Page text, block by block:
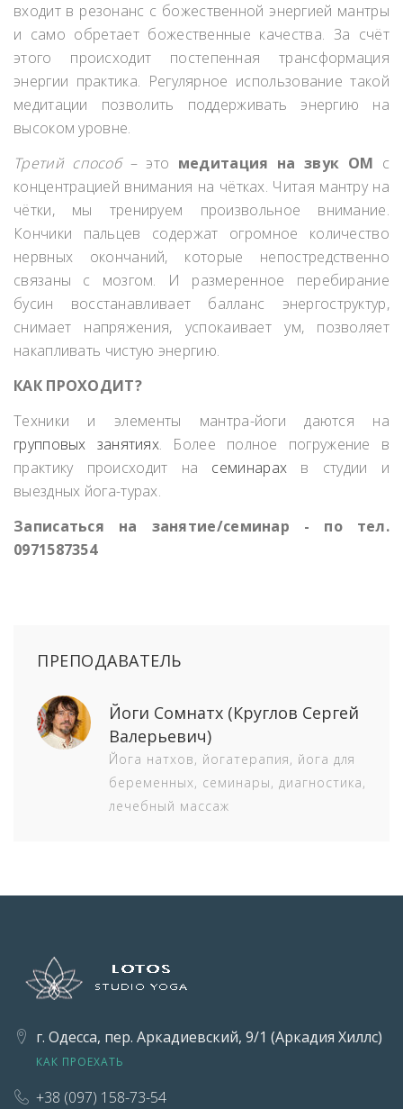
входит в резонанс с божественной энергией мантры
и само обретает божественные качества. За счёт
этого происходит постепенная трансформация
энергии практика. Регулярное использование такой
медитации позволить поддерживать энергию на
высоком уровне.
Третий способ– это медитация на звук ОМ с
концентрацией внимания на чётках. Читая мантру на
чётки, мы тренируем произвольное внимание.
Кончики пальцев содержат огромное количество
нервных окончаний, которые непостредственно
связаны с мозгом. И размеренное перебирание
бусин восстанавливает балланс энергоструктур,
снимает напряжения, успокаивает ум, позволяет
накапливать чистую энергию.
КАК ПРОХОДИТ?
Техники и элементы мантра-йоги даются на
групповых занятиях. Более полное погружение в
практику происходит на семинарах в студии и
выездных йога-турах.
Записаться на занятие/семинар - по тел.
0971587354
ПРЕПОДАВАТЕЛЬ
Йоги Сомнатх (Круглов Сергей
Валерьевич)
Йога натхов, йогатерапия, йога для
беременных, семинары, диагностика,
лечебный массаж
г. Одесса, пер. Аркадиевский, 9/1 (Аркадия Хиллс)
КАК ПРОЕХАТЬ
+38 (097) 158-73-54